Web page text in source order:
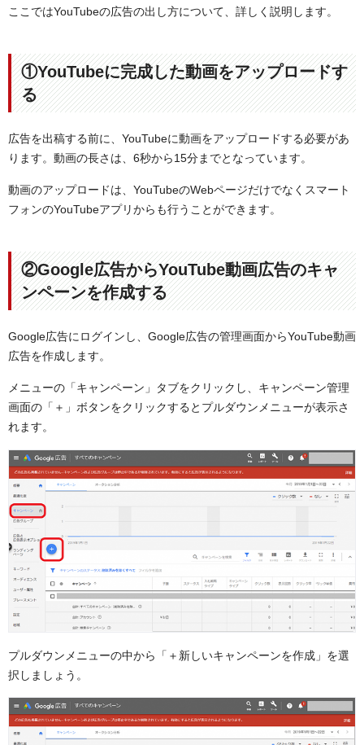
ここではYouTubeの広告の出し方について、詳しく説明します。
①YouTubeに完成した動画をアップロードす
る
広告を出稿する前に、YouTubeに動画をアップロードする必要があ
ります。動画の長さは、6秒から15分までとなっています。
動画のアップロードは、YouTubeのWebページだけでなくスマート
フォンのYouTubeアプリからも行うことができます。
②Google広告からYouTube動画広告のキャ
ンペーンを作成する
Google広告にログインし、Google広告の管理画面からYouTube動画
広告を作成します。
メニューの「キャンペーン」タブをクリックし、キャンペーン管理
画面の「＋」ボタンをクリックするとプルダウンメニューが表示さ
れます。
プルダウンメニューの中から「＋新しいキャンペーンを作成」を選
択しましょう。